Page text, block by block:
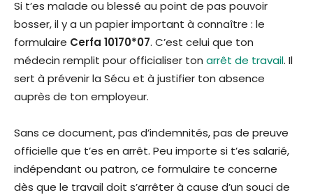
Si t’es malade ou blessé au point de pas pouvoir
bosser, il y a un papier important à connaître : le
formulaire Cerfa 10170*07. C’est celui que ton
médecin remplit pour officialiser ton arrêt de travail. Il
sert à prévenir la Sécu et à justifier ton absence
auprès de ton employeur.
Sans ce document, pas d’indemnités, pas de preuve
officielle que t’es en arrêt. Peu importe si t’es salarié,
indépendant ou patron, ce formulaire te concerne
dès que le travail doit s’arrêter à cause d’un souci de